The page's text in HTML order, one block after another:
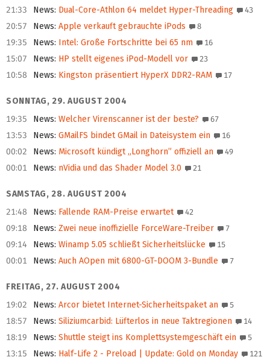
21:33 News: Dual-Core-Athlon 64 meldet Hyper-Threading 43
20:57 News: Apple verkauft gebrauchte iPods 8
19:35 News: Intel: Große Fortschritte bei 65 nm 16
15:07 News: HP stellt eigenes iPod-Modell vor 23
10:58 News: Kingston präsentiert HyperX DDR2-RAM 17
SONNTAG, 29. AUGUST 2004
19:35
News: Welcher Virenscanner ist der beste? 67
13:53 News: GMailFS bindet GMail in Dateisystem ein 16
00:02 News: Microsoft kündigt „Longhorn” offiziell an 49
00:01 News: nVidia und das Shader Model 3.0 21
SAMSTAG, 28. AUGUST 2004
21:48
News: Fallende RAM-Preise erwartet 42
09:18 News: Zwei neue inoffizielle ForceWare-Treiber 7
09:14 News: Winamp 5.05 schließt Sicherheitslücke 15
00:01 News: Auch AOpen mit 6800-GT-DOOM 3-Bundle 7
FREITAG, 27. AUGUST 2004
19:02
News: Arcor bietet Internet-Sicherheitspaket an 5
18:57 News: Siliziumcarbid: Lüfterlos in neue Taktregionen 14
18:19 News: Shuttle steigt ins Komplettsystemgeschäft ein 5
13:15 News: Half-Life 2 - Preload | Update: Gold on Monday 121